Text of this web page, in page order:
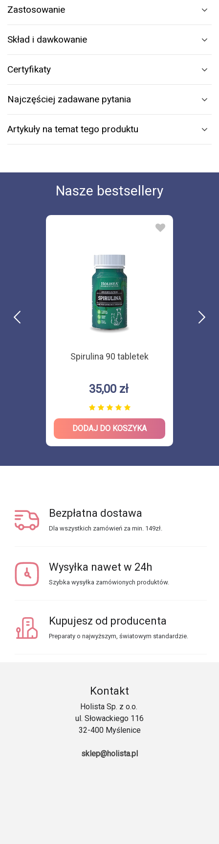
Zastosowanie
Skład i dawkowanie
Certyfikaty
Najczęściej zadawane pytania
Artykuły na temat tego produktu
Nasze bestsellery
Spirulina 90 tabletek
35,00 zł
DODAJ DO KOSZYKA
Bezpłatna dostawa
Dla wszystkich zamówień za min. 149zł.
Wysyłka nawet w 24h
Szybka wysyłka zamówionych produktów.
Kupujesz od producenta
Preparaty o najwyższym, światowym standardzie.
Kontakt
Holista Sp. z o.o.
ul. Słowackiego 116
32-400 Myślenice
sklep@holista.pl